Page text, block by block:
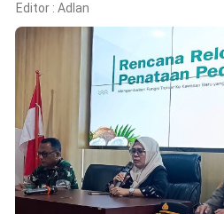
Hukrim
Pendidikan
Peristiwa
Olahraga
Ekonomi
Editor : Adlan